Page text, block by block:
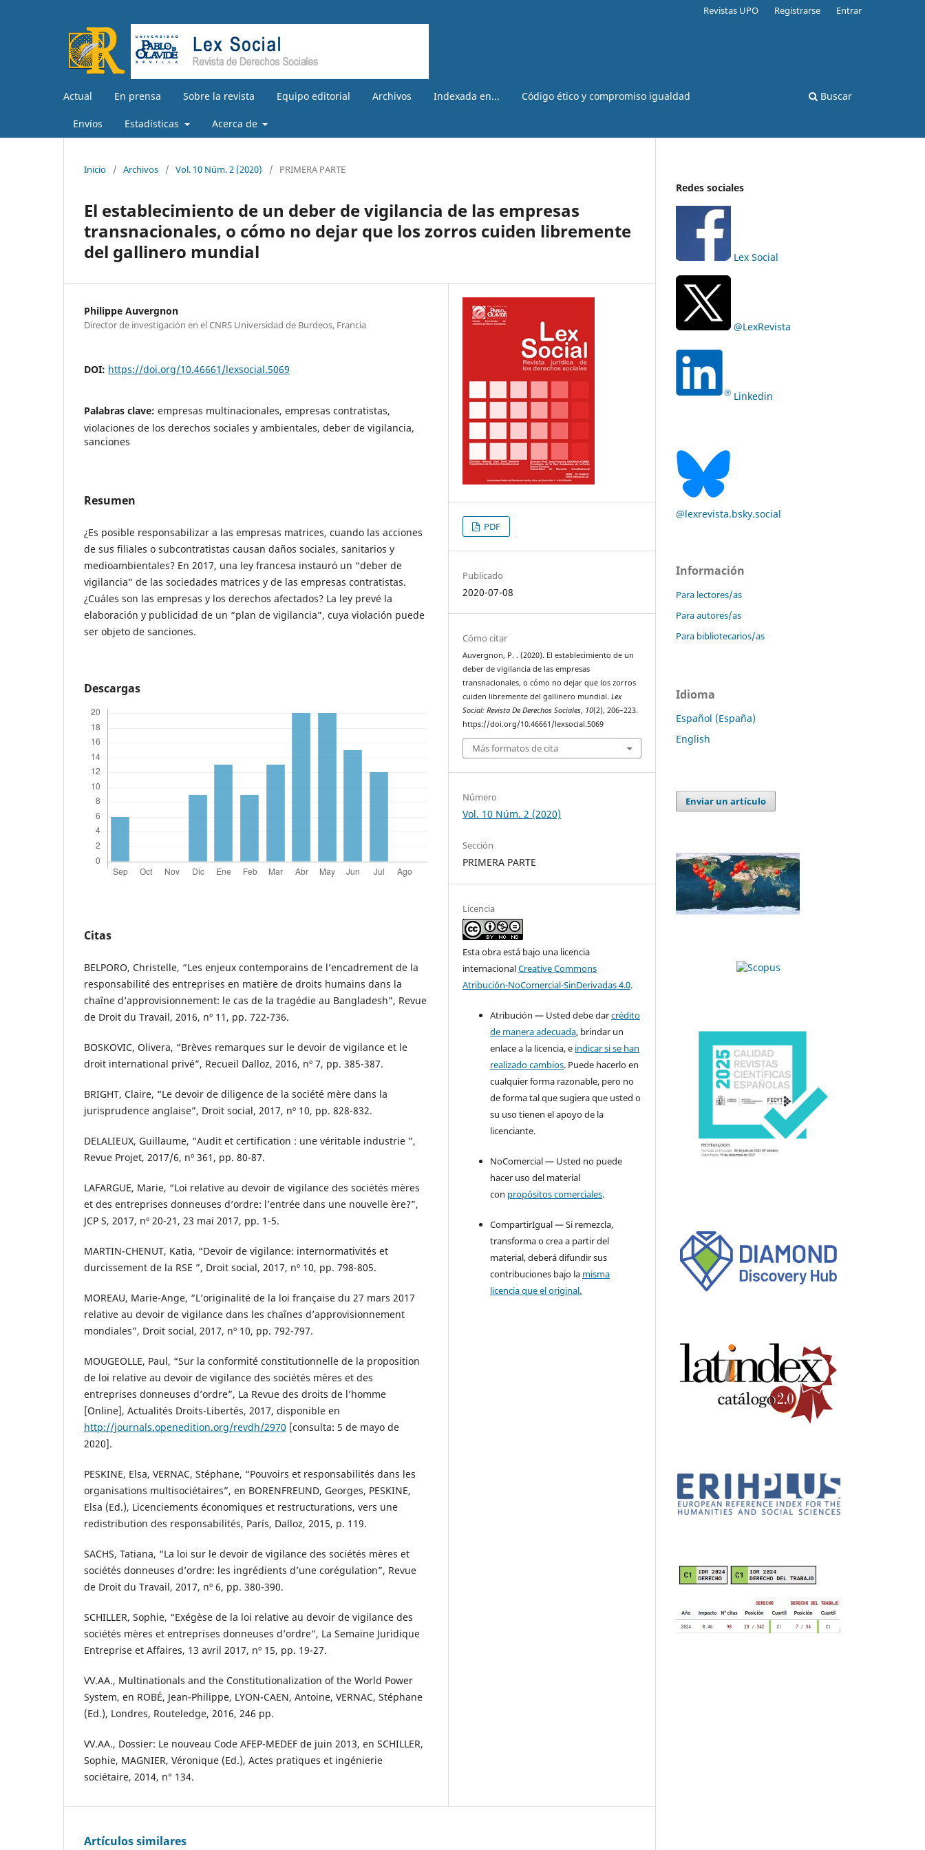
Actual En prensa Sobre la revista Equipo editorial Archivos Indexada en... Código ético y compromiso igualdad
Envíos Estadísticas Acerca de
Buscar
Revistas UPO Registrarse Entrar
Inicio / Archivos / Vol. 10 Núm. 2 (2020) / PRIMERA PARTE
El establecimiento de un deber de vigilancia de las empresas
transnacionales, o cómo no dejar que los zorros cuiden libremente
del gallinero mundial
Philippe Auvergnon
Director de investigación en el CNRS Universidad de Burdeos, Francia
DOI: https://doi.org/10.46661/lexsocial.5069
Palabras clave: empresas multinacionales, empresas contratistas,
violaciones de los derechos sociales y ambientales, deber de vigilancia,
sanciones
Resumen
¿Es posible responsabilizar a las empresas matrices, cuando las acciones
de sus filiales o subcontratistas causan daños sociales, sanitarios y
medioambientales? En 2017, una ley francesa instauró un “deber de
vigilancia” de las sociedades matrices y de las empresas contratistas.
¿Cuáles son las empresas y los derechos afectados? La ley prevé la
elaboración y publicidad de un “plan de vigilancia”, cuya violación puede
ser objeto de sanciones.
Descargas
Citas
BELPORO, Christelle, “Les enjeux contemporains de l’encadrement de la
responsabilité des entreprises en matière de droits humains dans la
chaîne d’approvisionnement: le cas de la tragédie au Bangladesh”, Revue
de Droit du Travail, 2016, nº 11, pp. 722-736.
BOSKOVIC, Olivera, “Brèves remarques sur le devoir de vigilance et le
droit international privé”, Recueil Dalloz, 2016, nº 7, pp. 385-387.
BRIGHT, Claire, “Le devoir de diligence de la société mère dans la
jurisprudence anglaise”, Droit social, 2017, nº 10, pp. 828-832.
DELALIEUX, Guillaume, “Audit et certification : une véritable industrie ”,
Revue Projet, 2017/6, nº 361, pp. 80-87.
LAFARGUE, Marie, “Loi relative au devoir de vigilance des sociétés mères
et des entreprises donneuses d’ordre: l’entrée dans une nouvelle ère?”,
JCP S, 2017, nº 20-21, 23 mai 2017, pp. 1-5.
MARTIN-CHENUT, Katia, “Devoir de vigilance: internormativités et
durcissement de la RSE ”, Droit social, 2017, nº 10, pp. 798-805.
MOREAU, Marie-Ange, “L’originalité de la loi française du 27 mars 2017
relative au devoir de vigilance dans les chaînes d’approvisionnement
mondiales”, Droit social, 2017, nº 10, pp. 792-797.
MOUGEOLLE, Paul, “Sur la conformité constitutionnelle de la proposition
de loi relative au devoir de vigilance des sociétés mères et des
entreprises donneuses d’ordre”, La Revue des droits de l’homme
[Online], Actualités Droits-Libertés, 2017, disponible en
http://journals.openedition.org/revdh/2970 [consulta: 5 de mayo de
2020].
PESKINE, Elsa, VERNAC, Stéphane, “Pouvoirs et responsabilités dans les
organisations multisociétaires”, en BORENFREUND, Georges, PESKINE,
Elsa (Ed.), Licenciements économiques et restructurations, vers une
redistribution des responsabilités, París, Dalloz, 2015, p. 119.
SACHS, Tatiana, “La loi sur le devoir de vigilance des sociétés mères et
sociétés donneuses d’ordre: les ingrédients d’une corégulation”, Revue
de Droit du Travail, 2017, nº 6, pp. 380-390.
SCHILLER, Sophie, “Exégèse de la loi relative au devoir de vigilance des
sociétés mères et entreprises donneuses d’ordre”, La Semaine Juridique
Entreprise et Affaires, 13 avril 2017, nº 15, pp. 19-27.
VV.AA., Multinationals and the Constitutionalization of the World Power
System, en ROBÉ, Jean-Philippe, LYON-CAEN, Antoine, VERNAC, Stéphane
(Ed.), Londres, Routeledge, 2016, 246 pp.
VV.AA., Dossier: Le nouveau Code AFEP-MEDEF de juin 2013, en SCHILLER,
Sophie, MAGNIER, Véronique (Ed.), Actes pratiques et ingénierie
sociétaire, 2014, n° 134.
PDF
Publicado
2020-07-08
Cómo citar
Auvergnon, P. . (2020). El establecimiento de un
deber de vigilancia de las empresas
transnacionales, o cómo no dejar que los zorros
cuiden libremente del gallinero mundial.Lex
Social: Revista De Derechos Sociales, 10(2), 206–223.
https://doi.org/10.46661/lexsocial.5069
Más formatos de cita
Número
Vol. 10 Núm. 2 (2020)
Sección
PRIMERA PARTE
Licencia
Esta obra está bajo una licencia
internacionalCreative Commons
Atribución-NoComercial-SinDerivadas 4.0.
Atribución — Usted debe darcrédito
de manera adecuada, brindar un
enlace a la licencia, e indicar si se han
realizado cambios. Puede hacerlo en
cualquier forma razonable, pero no
de forma tal que sugiera que usted o
su uso tienen el apoyo de la
licenciante.
NoComercial — Usted no puede
hacer uso del material
con propósitos comerciales.
CompartirIgual — Si remezcla,
transforma o crea a partir del
material, deberá difundir sus
contribuciones bajo la misma
licencia que el original.
Artículos similares
Redes sociales
Lex Social
@LexRevista
Linkedin
@lexrevista.bsky.social
Información
Para lectores/as
Para autores/as
Para bibliotecarios/as
Idioma
Español (España)
English
Enviar un artículo